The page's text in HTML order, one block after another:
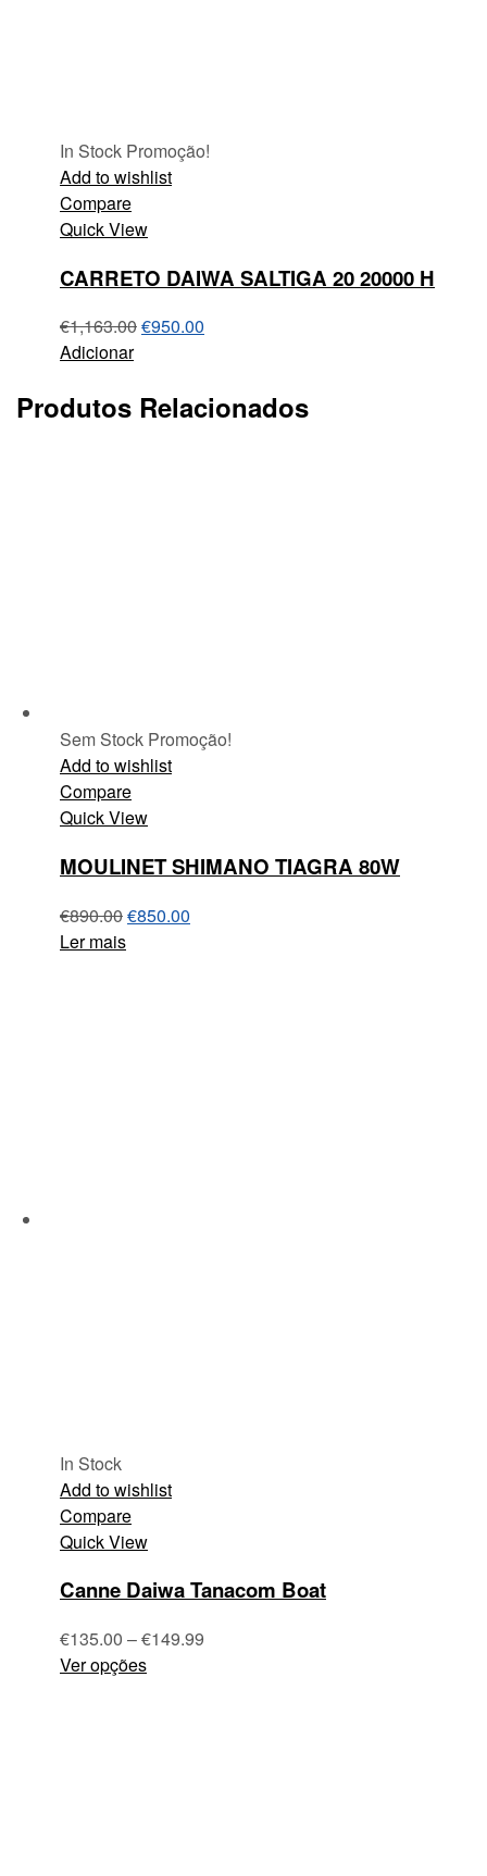
In Stock Promoção!
Add to wishlist
Compare
Quick View
CARRETO DAIWA SALTIGA 20 20000 H
€1,163.00€950.00
Adicionar
Produtos Relacionados
Sem Stock Promoção!
Add to wishlist
Compare
Quick View
MOULINET SHIMANO TIAGRA 80W
€890.00€850.00
Ler mais
In Stock
Add to wishlist
Compare
Quick View
Canne Daiwa Tanacom Boat
€135.00 –€149.99
Ver opções